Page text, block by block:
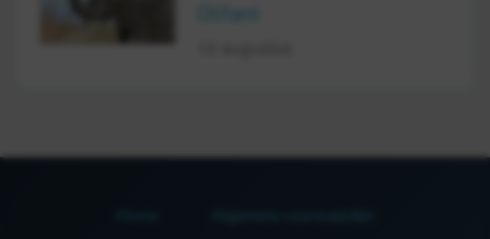
Olifant